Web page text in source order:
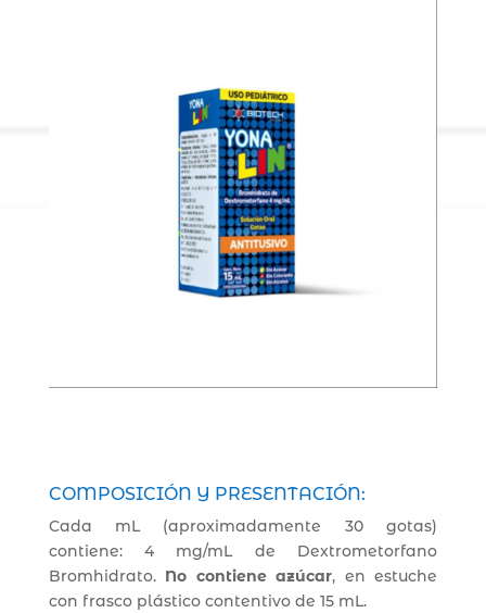
COMPOSICIÓN Y PRESENTACIÓN:
Cada mL (aproximadamente 30 gotas)
contiene: 4 mg/mL de Dextrometorfano
Bromhidrato. No contiene azúcar, en estuche
con frasco plástico contentivo de 15 mL.